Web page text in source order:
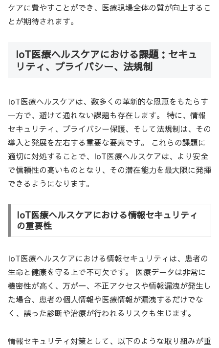
ケアに費やすことができ、医療現場全体の質が向上するこ
とが期待されます。
IoT医療ヘルスケアにおける課題：セキュ
リティ、プライバシー、法規制
IoT医療ヘルスケアは、数多くの革新的な恩恵をもたらす
一方で、避けて通れない課題も存在します。 特に、情報
セキュリティ、プライバシー保護、そして法規制は、その
導入と発展を左右する重要な要素です。 これらの課題に
適切に対処することで、IoT医療ヘルスケアは、より安全
で信頼性の高いものとなり、その潜在能力を最大限に発揮
できるようになります。
IoT医療ヘルスケアにおける情報セキュリティ
の重要性
IoT医療ヘルスケアにおける情報セキュリティは、患者の
生命と健康を守る上で不可欠です。 医療データは非常に
機密性が高く、万が一、不正アクセスや情報漏洩が発生し
た場合、患者の個人情報や医療情報が漏洩するだけでな
く、誤った診断や治療が行われるリスクも生じます。
情報セキュリティ対策として、以下のような取り組みが重